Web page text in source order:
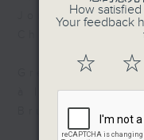
Jonathan
Chiyan Wong,
Grenerin:
à la manière
Bruno
How
Your feedback
☆ ☆